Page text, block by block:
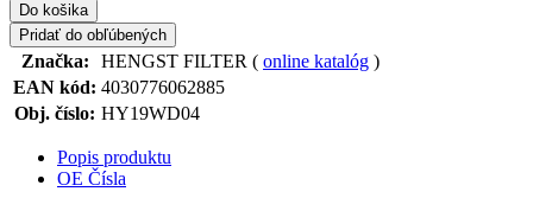
Do košika
Pridať do obľúbených
Značka: HENGST FILTER ( online katalóg )
EAN kód: 4030776062885
Obj. číslo: HY19WD04
Popis produktu
OE Čísla